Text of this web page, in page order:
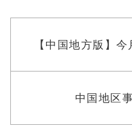
【中国地方版】
中国地区